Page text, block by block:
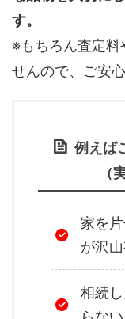
す。
※もちろん査定料
せんので、ご安心
例えば
（
家を
が沢山
相続